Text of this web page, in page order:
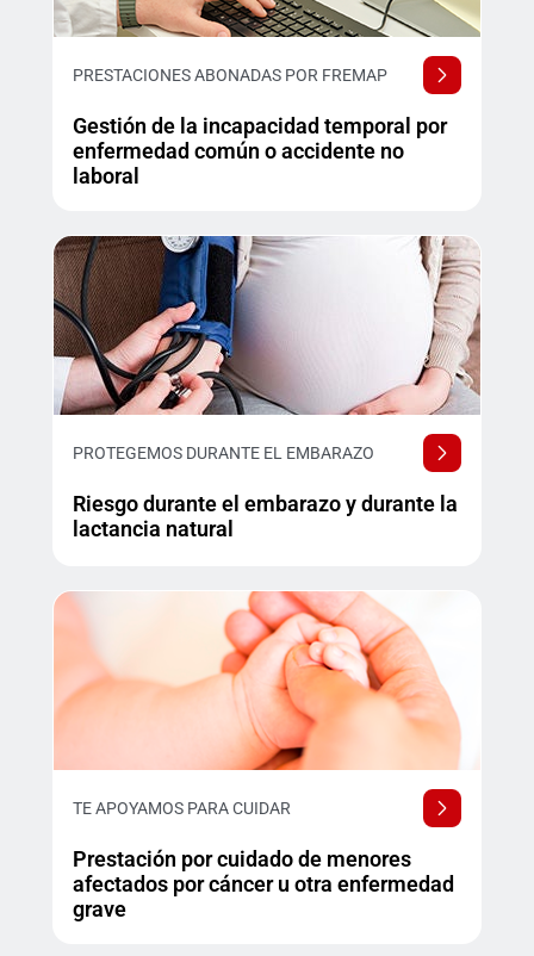
PRESTACIONES ABONADAS POR FREMAP
Gestión de la incapacidad temporal por
enfermedad común o accidente no
laboral
PROTEGEMOS DURANTE EL EMBARAZO
Riesgo durante el embarazo y durante la
lactancia natural
TE APOYAMOS PARA CUIDAR
Prestación por cuidado de menores
afectados por cáncer u otra enfermedad
grave